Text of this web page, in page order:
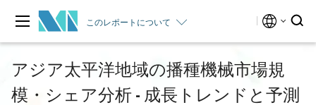
このレポートについて
アジア太平洋地域の播種機械市場規
模・シェア分析 - 成長トレンドと予測